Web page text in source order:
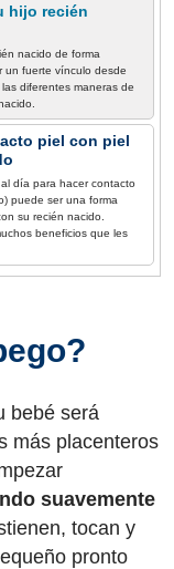
hijo recién
nacido de forma
un fuerte vínculo desde
diferentes maneras de
piel con piel
día para hacer contacto
puede ser una forma
su recién nacido.
beneficios que les
bebé será
más placenteros
suavemente
tocan y
pronto